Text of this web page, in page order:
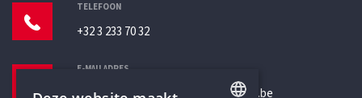
TELEFOON
+32 3 233 70 32
E-MAILADRES
secretariaat@humanistischverbond.be